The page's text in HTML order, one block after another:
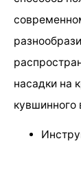
насадки на
кувшинного